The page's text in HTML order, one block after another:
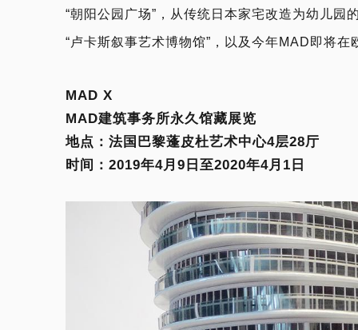
“朝阳公园广场”，从传统日本家宅改造为幼儿园
“卢卡斯叙事艺术博物馆”，以及今年MAD即将
MAD X
MAD建筑事务所永久馆藏展览
地点：法国巴黎蓬皮杜艺术中心4层28厅
时间：2019年4月9日至2020年4月1日